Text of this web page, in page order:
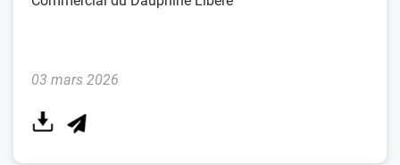
03 mars 2026